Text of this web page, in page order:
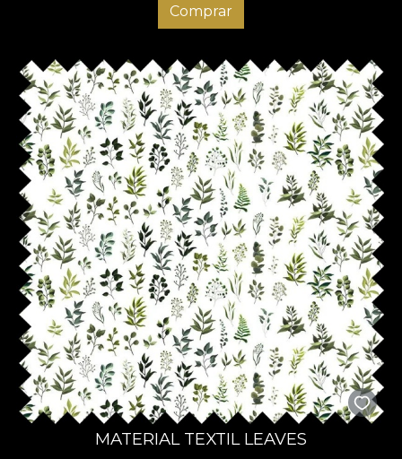
Comprar
MATERIAL TEXTIL LEAVES